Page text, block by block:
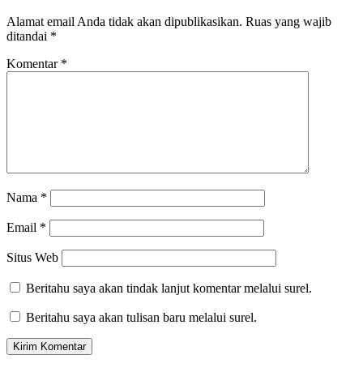
Alamat email Anda tidak akan dipublikasikan. Ruas yang wajib
ditandai *
Komentar *
Nama *
Email *
Situs Web
Beritahu saya akan tindak lanjut komentar melalui surel.
Beritahu saya akan tulisan baru melalui surel.